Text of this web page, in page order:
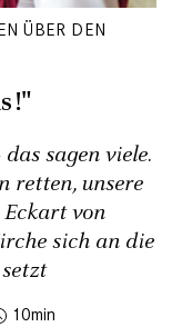
ÜBER DEN
sagen viele.
retten, unsere
von
sich an die
10